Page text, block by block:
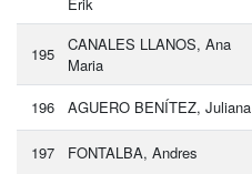
195
CANALES LLANOS, Ana
Maria
196 AGUERO BENÍTEZ, Juliana
197 FONTALBA, Andres